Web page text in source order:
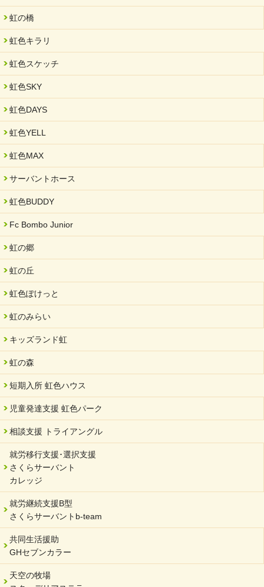
虹の橋
虹色キラリ
虹色スケッチ
虹色SKY
虹色DAYS
虹色YELL
虹色MAX
サーバントホース
虹色BUDDY
Fc Bombo Junior
虹の郷
虹の丘
虹色ぽけっと
虹のみらい
キッズランド虹
虹の森
短期入所 虹色ハウス
児童発達支援 虹色パーク
相談支援 トライアングル
就労移行支援･選択支援
さくらサーバント
カレッジ
就労継続支援B型
さくらサーバントb-team
共同生活援助
GHセブンカラー
天空の牧場